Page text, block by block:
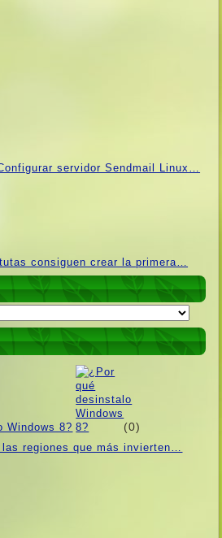
servidor Sendmail Linux…
consiguen crear la primera…
Windows 8? (0)
las regiones que más invierten…